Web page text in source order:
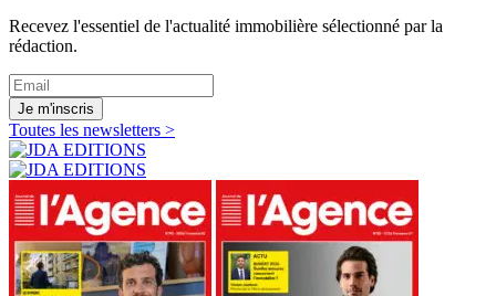
Recevez l'essentiel de l'actualité immobilière sélectionné par la
rédaction.
Je m'inscris
Toutes les newsletters >